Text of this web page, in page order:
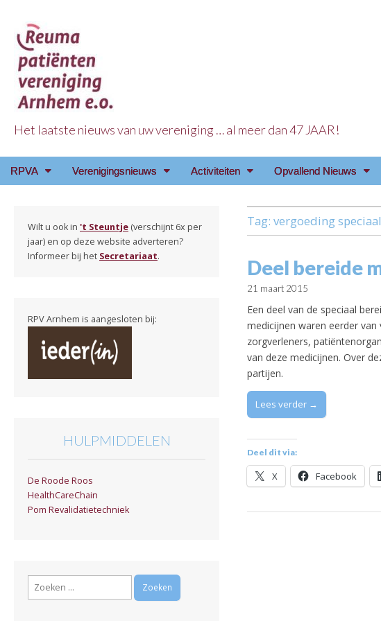
Reuma Patienten
Het laatste nieuws van uw vereniging … al meer dan 47 JAAR!
Main
Skip
RPVA Verenigingsnieuws Activiteiten Opvallend Nieuws
Tag: vergoeding
Deel bereide
21 maart 2015
Een deel van de speciaal
medicijnen waren eerder
zorgverleners,
van deze medicijnen. Over
partijen.
Lees verder →
Deel dit via:
X Facebook
Wilt u ook in 't Steuntje (verschijnt 6x per
jaar) en op deze website adverteren?
Informeer bij het Secretariaat.
RPV Arnhem is aangesloten bij:
HULPMIDDELEN
De Roode Roos
HealthCareChain
Pom Revalidatietechniek
Zoeken